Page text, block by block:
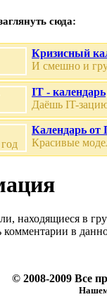
сюда:
Кризисный
И смешно и
IT - календарь
Даёшь IT-
Календарь от
Красивые
находящиеся в
комментарии в
© 2008-2009 Все